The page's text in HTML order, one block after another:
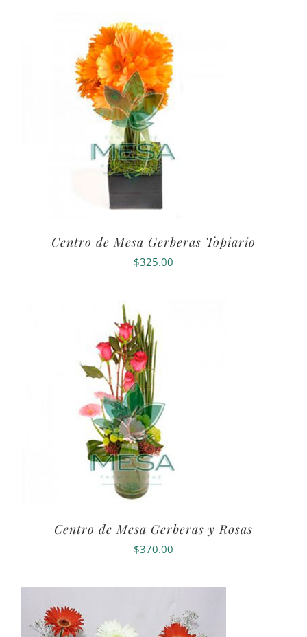
Centro de Mesa Gerberas Topiario
$325.00
Centro de Mesa Gerberas y Rosas
$370.00